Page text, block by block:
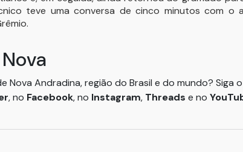
teve uma conversa de cinco minutos com o
Andradina, região do Brasil e do mundo? Siga o
, no Facebook, no Instagram, Threads e no